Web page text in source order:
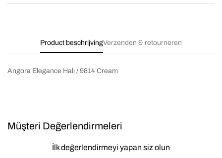
Product beschrijvingVerzenden & retourneren
Angora Elegance Halı / 9814 Cream
Müşteri Değerlendirmeleri
İlk değerlendirmeyi yapan siz olun